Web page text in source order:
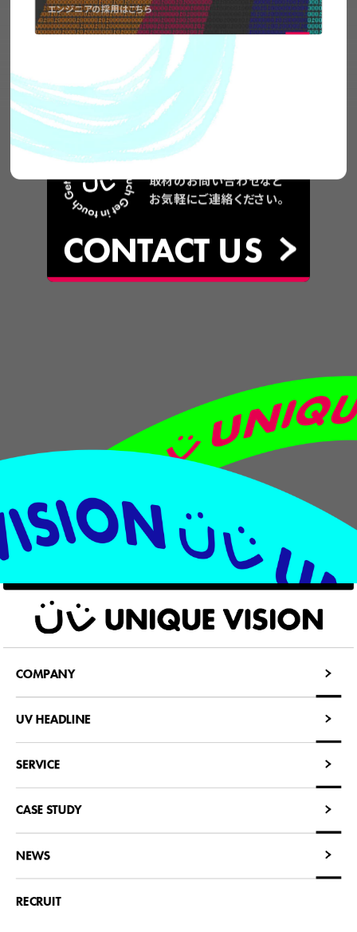
エンジニアの採用はこちら
CONTACTUS
弊社の事業についてや、
取材のお問い合わせなど
お気軽にご連絡ください。
COMPANY
UV HEADLINE
SERVICE
CASE STUDY
NEWS
RECRUIT